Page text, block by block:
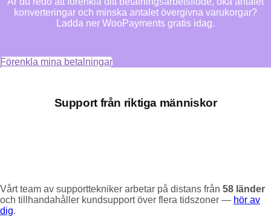
konverteringar och minska antalet övergivna varukorgar?
Ladda ner WooPayments gratis idag.
Förenkla mina betalningar
Support från riktiga människor
Vårt team av supporttekniker arbetar på distans från 58 länder
och tillhandahåller kundsupport över flera tidszoner — hör av
dig.